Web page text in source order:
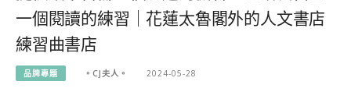
一個閱讀的練習｜花蓮太魯閣外的人文書店
練習曲書店
品牌專題 。CJ夫人。 2024-05-28